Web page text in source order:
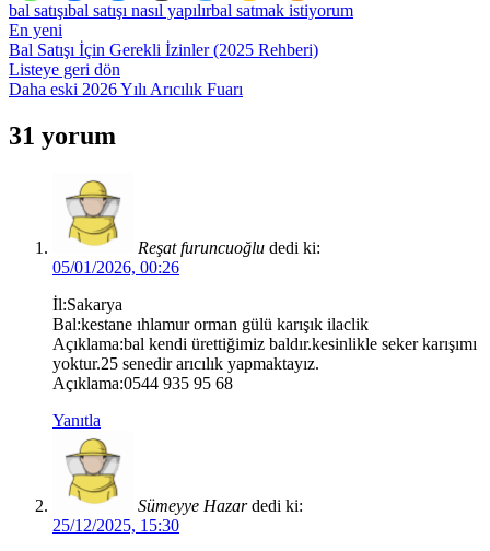
bal satışıbal satışı nasıl yapılırbal satmak istiyorum
En yeni
Bal Satışı İçin Gerekli İzinler (2025 Rehberi)
Listeye geri dön
Daha eski 2026 Yılı Arıcılık Fuarı
31 yorum
Reşat furuncuoğlu dedi ki:
05/01/2026, 00:26
İl:Sakarya
Bal:kestane ıhlamur orman gülü karışık ilaclik
Açıklama:bal kendi ürettiğimiz baldır.kesinlikle seker karışımı
yoktur.25 senedir arıcılık yapmaktayız.
Açıklama:0544 935 95 68
Yanıtla
Sümeyye Hazar dedi ki:
25/12/2025, 15:30